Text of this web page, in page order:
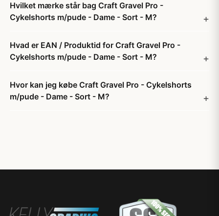
Hvilket mærke står bag Craft Gravel Pro -
Cykelshorts m/pude - Dame - Sort - M?
Hvad er EAN / Produktid for Craft Gravel Pro -
Cykelshorts m/pude - Dame - Sort - M?
Hvor kan jeg købe Craft Gravel Pro - Cykelshorts
m/pude - Dame - Sort - M?